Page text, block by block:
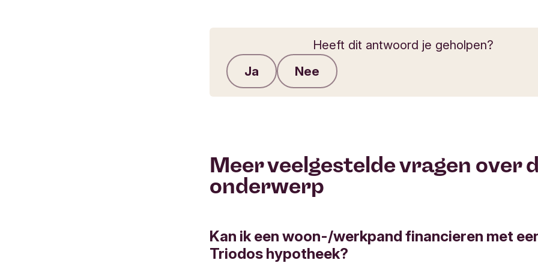
Heeft dit antwoord je geholpen?
Ja
Nee
Feedback verzenden
Meer veelgestelde vragen over
onderwerp
Kan ik een woon-/werkpand financieren met
Triodos hypotheek?